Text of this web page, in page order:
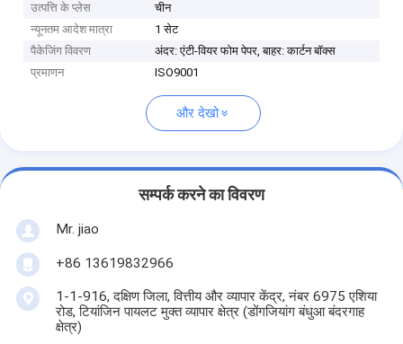
उत्पत्ति के प्लेस
चीन
न्यूनतम आदेश मात्रा
1 सेट
पैकेजिंग विवरण
अंदर: एंटी-वियर फोम पेपर, बाहर: कार्टन बॉक्स
प्रमाणन
ISO9001
और देखो
सम्पर्क करने का विवरण
Mr. jiao
+86 13619832966
1-1-916, दक्षिण जिला, वित्तीय और व्यापार केंद्र, नंबर 6975 एशिया
रोड, टियांजिन पायलट मुक्त व्यापार क्षेत्र (डोंगजियांग बंधुआ बंदरगाह
क्षेत्र)